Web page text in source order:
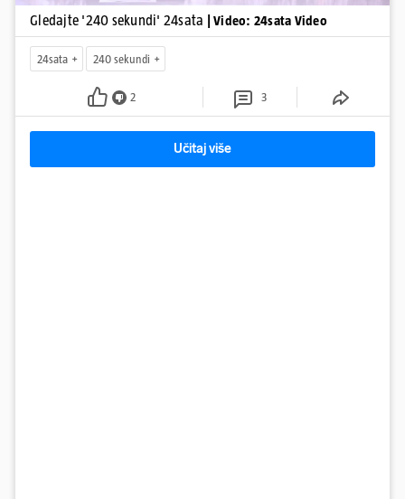
Gledajte '240 sekundi' 24sata | Video: 24sata Video
24sata 240 sekundi
2 3
Učitaj više